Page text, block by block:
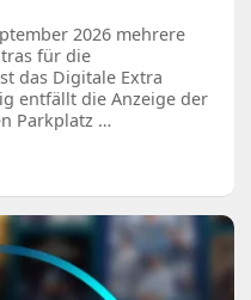
2026 mehrere
für die
das Digitale Extra
entfällt die Anzeige der
Parkplatz …